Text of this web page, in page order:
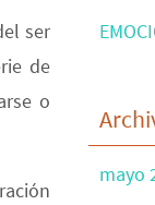
ser
de
o
mayo